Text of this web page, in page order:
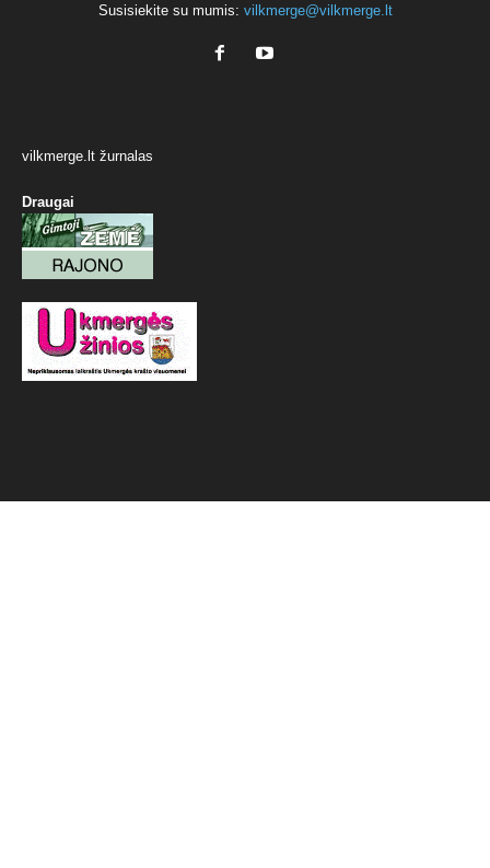
Susisiekite su mumis: vilkmerge@vilkmerge.lt
vilkmerge.lt žurnalas
Draugai